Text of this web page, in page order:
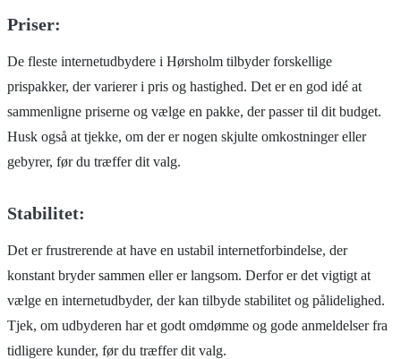
Priser:
De fleste internetudbydere i Hørsholm tilbyder forskellige
prispakker, der varierer i pris og hastighed. Det er en god idé at
sammenligne priserne og vælge en pakke, der passer til dit budget.
Husk også at tjekke, om der er nogen skjulte omkostninger eller
gebyrer, før du træffer dit valg.
Stabilitet:
Det er frustrerende at have en ustabil internetforbindelse, der
konstant bryder sammen eller er langsom. Derfor er det vigtigt at
vælge en internetudbyder, der kan tilbyde stabilitet og pålidelighed.
Tjek, om udbyderen har et godt omdømme og gode anmeldelser fra
tidligere kunder, før du træffer dit valg.